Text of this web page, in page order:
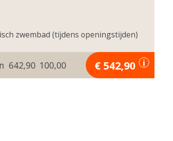
zwembad (tijdens openingstijden)
642,90 100,00 542,90